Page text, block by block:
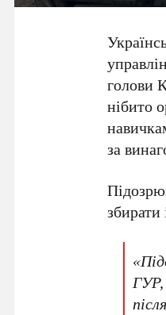
голови
нібито
за
ГУР,